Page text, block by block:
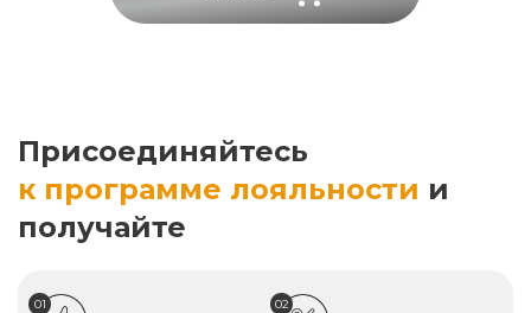
Присоединяйтесь
к программе лояльности и
получайте
01 02